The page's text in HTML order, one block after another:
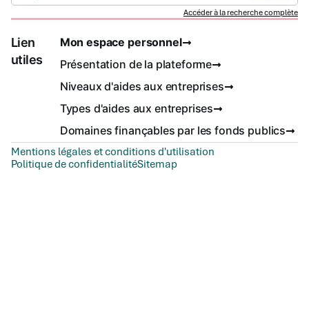
Accéder à la recherche complète
Lien
utiles
Mon espace personnel
Présentation de la plateforme
Niveaux d'aides aux entreprises
Types d'aides aux entreprises
Domaines finançables par les fonds publics
Mentions légales et conditions d'utilisation
Politique de confidentialitéSitemap